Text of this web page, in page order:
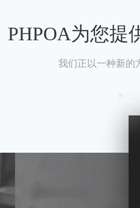
PHPOA为您提
我们正以一种新的